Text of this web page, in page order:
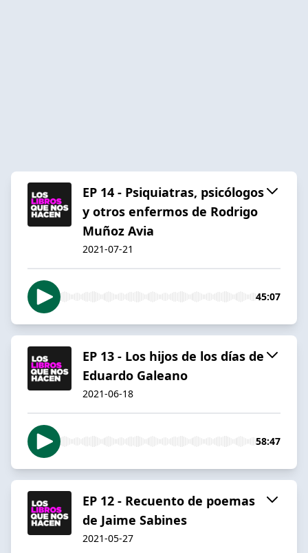
EP 14 - Psiquiatras, psicólogos
y otros enfermos de Rodrigo
Muñoz Avia
2021-07-21
45:07
EP 13 - Los hijos de los días de
Eduardo Galeano
2021-06-18
58:47
EP 12 - Recuento de poemas
de Jaime Sabines
2021-05-27